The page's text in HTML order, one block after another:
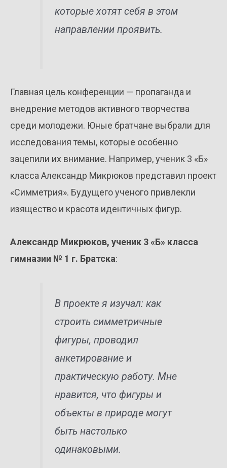
которые хотят себя в этом
направлении проявить.
Главная цель конференции — пропаганда и
внедрение методов активного творчества
среди молодежи. Юные братчане выбрали для
исследования темы, которые особенно
зацепили их внимание. Например, ученик 3 «Б»
класса Александр Микрюков представил проект
«Симметрия». Будущего ученого привлекли
изящество и красота идентичных фигур.
Александр Микрюков, ученик 3 «Б» класса
гимназии № 1 г. Братска:
В проекте я изучал: как
строить симметричные
фигуры, проводил
анкетирование и
практическую работу. Мне
нравится, что фигуры и
объекты в природе могут
быть настолько
одинаковыми.